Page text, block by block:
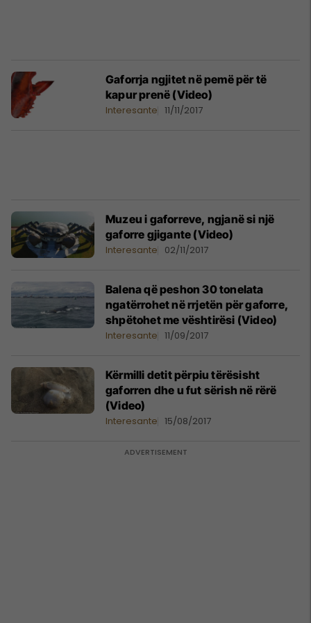
Gaforrja ngjitet në pemë për të
kapur prenë (Video)
Interesante 11/11/2017
Muzeu i gaforreve, ngjanë si një
gaforre gjigante (Video)
Interesante 02/11/2017
Balena që peshon 30 tonelata
ngatërrohet në rrjetën për gaforre,
shpëtohet me vështirësi (Video)
Interesante 11/09/2017
Kërmilli detit përpiu tërësisht
gaforren dhe u fut sërish në rërë
(Video)
Interesante 15/08/2017